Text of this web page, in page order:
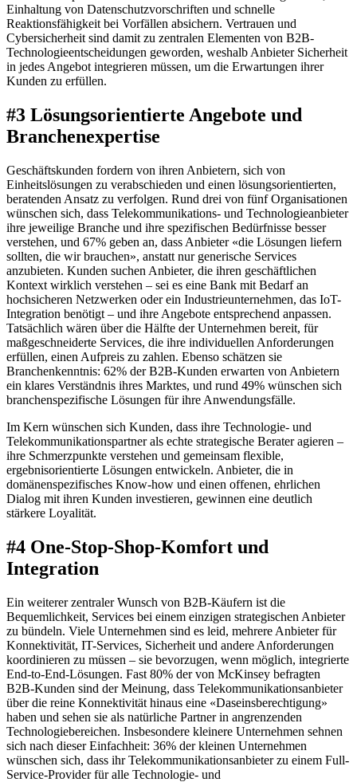
Einhaltung von Datenschutzvorschriften und schnelle
Reaktionsfähigkeit bei Vorfällen absichern. Vertrauen und
Cybersicherheit sind damit zu zentralen Elementen von B2B-
Technologieentscheidungen geworden, weshalb Anbieter Sicherheit
in jedes Angebot integrieren müssen, um die Erwartungen ihrer
Kunden zu erfüllen.
#3 Lösungsorientierte Angebote und
Branchenexpertise
Geschäftskunden fordern von ihren Anbietern, sich von
Einheitslösungen zu verabschieden und einen lösungsorientierten,
beratenden Ansatz zu verfolgen. Rund drei von fünf Organisationen
wünschen sich, dass Telekommunikations- und Technologieanbieter
ihre jeweilige Branche und ihre spezifischen Bedürfnisse besser
verstehen, und 67% geben an, dass Anbieter «die Lösungen liefern
sollten, die wir brauchen», anstatt nur generische Services
anzubieten. Kunden suchen Anbieter, die ihren geschäftlichen
Kontext wirklich verstehen – sei es eine Bank mit Bedarf an
hochsicheren Netzwerken oder ein Industrieunternehmen, das IoT-
Integration benötigt – und ihre Angebote entsprechend anpassen.
Tatsächlich wären über die Hälfte der Unternehmen bereit, für
maßgeschneiderte Services, die ihre individuellen Anforderungen
erfüllen, einen Aufpreis zu zahlen. Ebenso schätzen sie
Branchenkenntnis: 62% der B2B-Kunden erwarten von Anbietern
ein klares Verständnis ihres Marktes, und rund 49% wünschen sich
branchenspezifische Lösungen für ihre Anwendungsfälle.
Im Kern wünschen sich Kunden, dass ihre Technologie- und
Telekommunikationspartner als echte strategische Berater agieren –
ihre Schmerzpunkte verstehen und gemeinsam flexible,
ergebnisorientierte Lösungen entwickeln. Anbieter, die in
domänenspezifisches Know-how und einen offenen, ehrlichen
Dialog mit ihren Kunden investieren, gewinnen eine deutlich
stärkere Loyalität.
#4 One-Stop-Shop-Komfort und
Integration
Ein weiterer zentraler Wunsch von B2B-Käufern ist die
Bequemlichkeit, Services bei einem einzigen strategischen Anbieter
zu bündeln. Viele Unternehmen sind es leid, mehrere Anbieter für
Konnektivität, IT-Services, Sicherheit und andere Anforderungen
koordinieren zu müssen – sie bevorzugen, wenn möglich, integrierte
End-to-End-Lösungen. Fast 80% der von McKinsey befragten
B2B-Kunden sind der Meinung, dass Telekommunikationsanbieter
über die reine Konnektivität hinaus eine «Daseinsberechtigung»
haben und sehen sie als natürliche Partner in angrenzenden
Technologiebereichen. Insbesondere kleinere Unternehmen sehnen
sich nach dieser Einfachheit: 36% der kleinen Unternehmen
wünschen sich, dass ihr Telekommunikationsanbieter zu einem Full-
Service-Provider für alle Technologie- und